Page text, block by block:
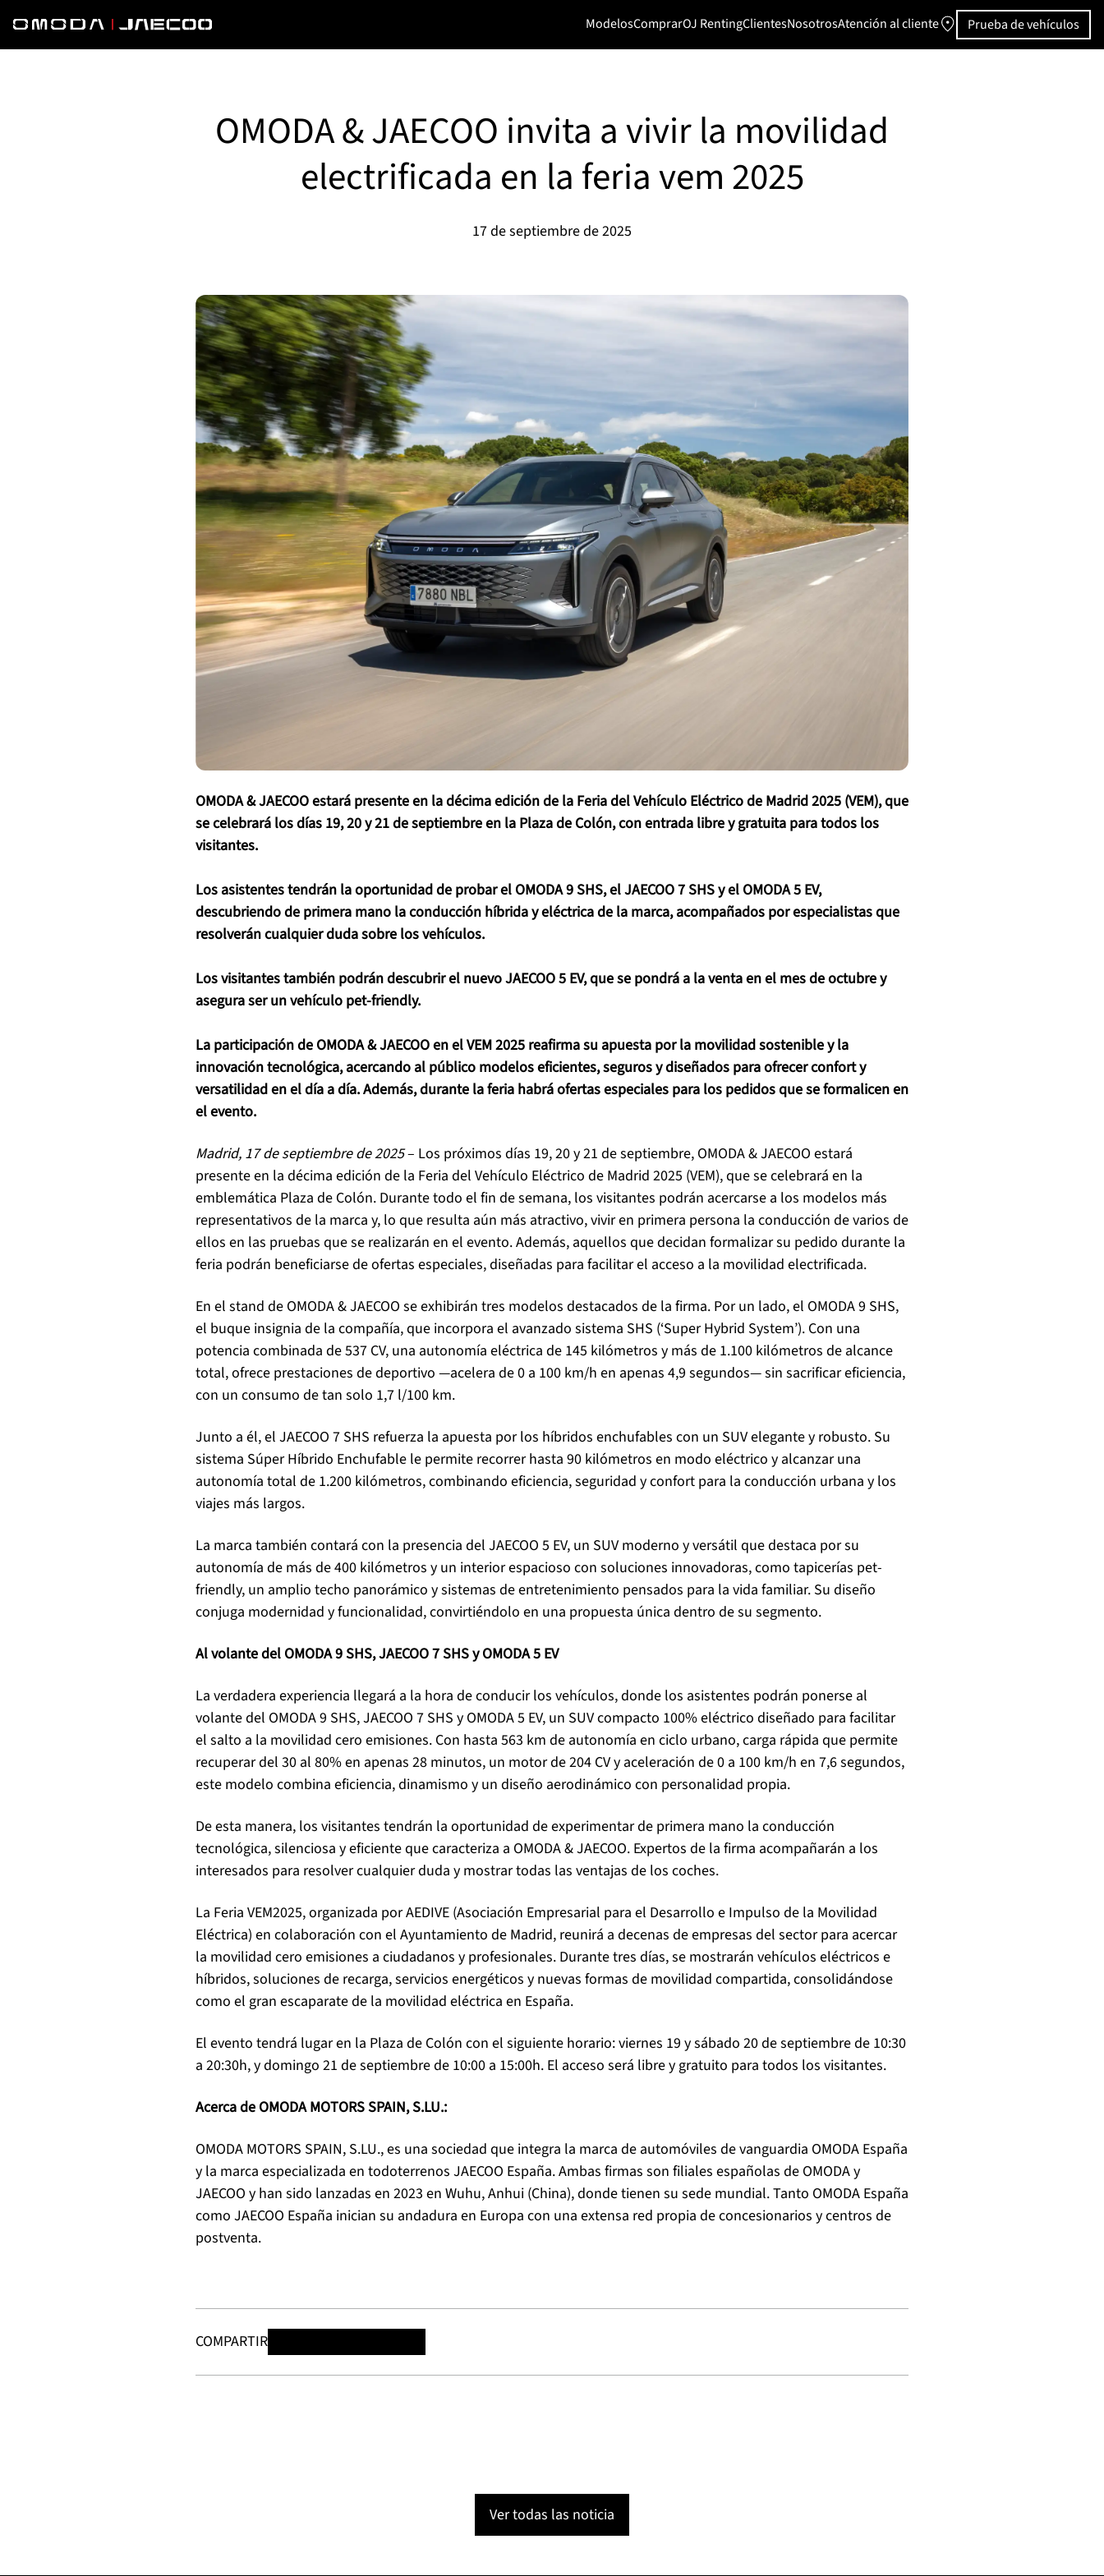
ModelosComprarOJ RentingClientesNosotrosAtención al cliente Prueba de vehículos
OMODA & JAECOO invita a vivir la movilidad
electrificada en la feria vem 2025
17 de septiembre de 2025
OMODA & JAECOO estará presente en la décima edición de la Feria del Vehículo Eléctrico de Madrid 2025 (VEM), que
se celebrará los días 19, 20 y 21 de septiembre en la Plaza de Colón, con entrada libre y gratuita para todos los
visitantes.
Los asistentes tendrán la oportunidad de probar el OMODA 9 SHS, el JAECOO 7 SHS y el OMODA 5 EV,
descubriendo de primera mano la conducción híbrida y eléctrica de la marca, acompañados por especialistas que
resolverán cualquier duda sobre los vehículos.
Los visitantes también podrán descubrir el nuevo JAECOO 5 EV, que se pondrá a la venta en el mes de octubre y
asegura ser un vehículo pet-friendly.
La participación de OMODA & JAECOO en el VEM 2025 reafirma su apuesta por la movilidad sostenible y la
innovación tecnológica, acercando al público modelos eficientes, seguros y diseñados para ofrecer confort y
versatilidad en el día a día. Además, durante la feria habrá ofertas especiales para los pedidos que se formalicen en
el evento.
Madrid, 17 de septiembre de 2025– Los próximos días 19, 20 y 21 de septiembre, OMODA & JAECOO estará
presente en la décima edición de la Feria del Vehículo Eléctrico de Madrid 2025 (VEM), que se celebrará en la
emblemática Plaza de Colón. Durante todo el fin de semana, los visitantes podrán acercarse a los modelos más
representativos de la marca y, lo que resulta aún más atractivo, vivir en primera persona la conducción de varios de
ellos en las pruebas que se realizarán en el evento. Además, aquellos que decidan formalizar su pedido durante la
feria podrán beneficiarse de ofertas especiales, diseñadas para facilitar el acceso a la movilidad electrificada.
En el stand de OMODA & JAECOO se exhibirán tres modelos destacados de la firma. Por un lado, el OMODA 9 SHS,
el buque insignia de la compañía, que incorpora el avanzado sistema SHS (‘Super Hybrid System’). Con una
potencia combinada de 537 CV, una autonomía eléctrica de 145 kilómetros y más de 1.100 kilómetros de alcance
total, ofrece prestaciones de deportivo —acelera de 0 a 100 km/h en apenas 4,9 segundos— sin sacrificar eficiencia,
con un consumo de tan solo 1,7 l/100 km.
Junto a él, el JAECOO 7 SHS refuerza la apuesta por los híbridos enchufables con un SUV elegante y robusto. Su
sistema Súper Híbrido Enchufable le permite recorrer hasta 90 kilómetros en modo eléctrico y alcanzar una
autonomía total de 1.200 kilómetros, combinando eficiencia, seguridad y confort para la conducción urbana y los
viajes más largos.
La marca también contará con la presencia del JAECOO 5 EV, un SUV moderno y versátil que destaca por su
autonomía de más de 400 kilómetros y un interior espacioso con soluciones innovadoras, como tapicerías pet-
friendly, un amplio techo panorámico y sistemas de entretenimiento pensados para la vida familiar. Su diseño
conjuga modernidad y funcionalidad, convirtiéndolo en una propuesta única dentro de su segmento.
Al volante del OMODA 9 SHS, JAECOO 7 SHS y OMODA 5 EV
La verdadera experiencia llegará a la hora de conducir los vehículos, donde los asistentes podrán ponerse al
volante del OMODA 9 SHS, JAECOO 7 SHS y OMODA 5 EV, un SUV compacto 100% eléctrico diseñado para facilitar
el salto a la movilidad cero emisiones. Con hasta 563 km de autonomía en ciclo urbano, carga rápida que permite
recuperar del 30 al 80% en apenas 28 minutos, un motor de 204 CV y aceleración de 0 a 100 km/h en 7,6 segundos,
este modelo combina eficiencia, dinamismo y un diseño aerodinámico con personalidad propia.
De esta manera, los visitantes tendrán la oportunidad de experimentar de primera mano la conducción
tecnológica, silenciosa y eficiente que caracteriza a OMODA & JAECOO. Expertos de la firma acompañarán a los
interesados para resolver cualquier duda y mostrar todas las ventajas de los coches.
La Feria VEM2025, organizada por AEDIVE (Asociación Empresarial para el Desarrollo e Impulso de la Movilidad
Eléctrica) en colaboración con el Ayuntamiento de Madrid, reunirá a decenas de empresas del sector para acercar
la movilidad cero emisiones a ciudadanos y profesionales. Durante tres días, se mostrarán vehículos eléctricos e
híbridos, soluciones de recarga, servicios energéticos y nuevas formas de movilidad compartida, consolidándose
como el gran escaparate de la movilidad eléctrica en España.
El evento tendrá lugar en la Plaza de Colón con el siguiente horario: viernes 19 y sábado 20 de septiembre de 10:30
a 20:30h, y domingo 21 de septiembre de 10:00 a 15:00h. El acceso será libre y gratuito para todos los visitantes.
Acerca de OMODA MOTORS SPAIN, S.LU.:
OMODA MOTORS SPAIN, S.LU., es una sociedad que integra la marca de automóviles de vanguardia OMODA España
y la marca especializada en todoterrenos JAECOO España. Ambas firmas son filiales españolas de OMODA y
JAECOO y han sido lanzadas en 2023 en Wuhu, Anhui (China), donde tienen su sede mundial. Tanto OMODA España
como JAECOO España inician su andadura en Europa con una extensa red propia de concesionarios y centros de
postventa.
COMPARTIR
Ver todas las noticia